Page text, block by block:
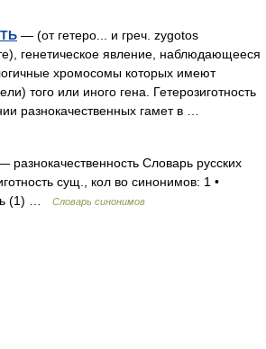
— (от гетеро... и греч. zygotos
генетическое явление, наблюдающееся
хромосомы которых имеют
того или иного гена. Гетерозиготность
разнокачественных гамет в …
разнокачественность Словарь русских
сущ., кол во синонимов: 1 •
(1) …
Словарь синонимов